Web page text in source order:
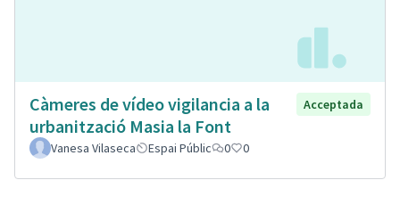
Càmeres de vídeo vigilancia a la
urbanització Masia la Font
Acceptada
Vanesa Vilaseca Espai Públic 0 0